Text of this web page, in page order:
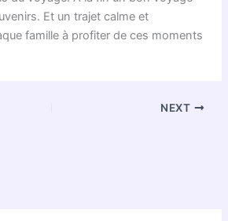
Et un trajet calme et
famille à profiter de ces moments
NEXT